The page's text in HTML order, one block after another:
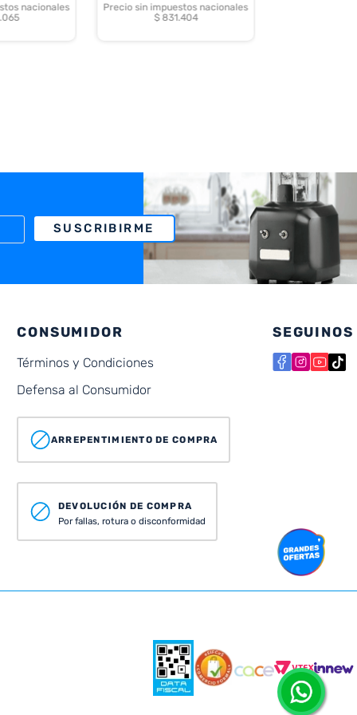
nacionales
Precio sin impuestos nacionales
$ 831.404
SUSCRIBIRME
CONSUMIDOR
Términos y Condiciones
Defensa al Consumidor
ARREPENTIMIENTO DE COMPRA
DEVOLUCIÓN DE COMPRA
Por fallas, rotura o disconformidad
SEGUINOS